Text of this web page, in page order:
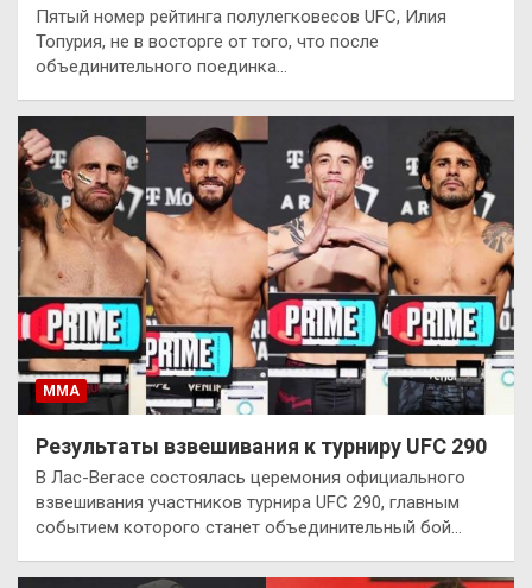
Пятый номер рейтинга полулегковесов UFC, Илия
Топурия, не в восторге от того, что после
объединительного поединка…
ММА
Результаты взвешивания к турниру UFC 290
В Лас-Вегасе состоялась церемония официального
взвешивания участников турнира UFC 290, главным
событием которого станет объединительный бой…